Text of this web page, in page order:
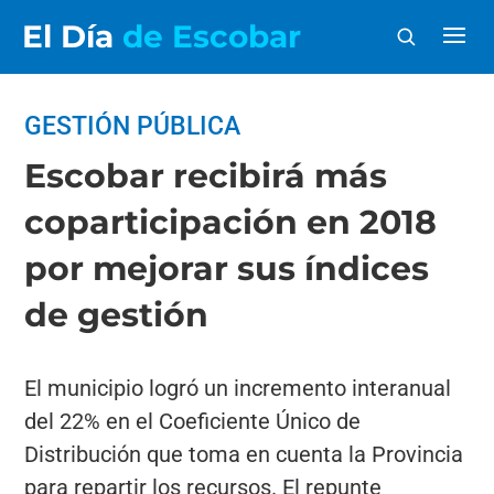
El Día de Escobar
GESTIÓN PÚBLICA
Escobar recibirá más
coparticipación en 2018
por mejorar sus índices
de gestión
El municipio logró un incremento interanual
del 22% en el Coeficiente Único de
Distribución que toma en cuenta la Provincia
para repartir los recursos. El repunte